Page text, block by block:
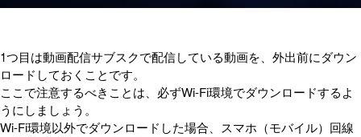
1つ目は動画配信サブスクで配信している動画を、外出前にダウン
ロードしておくことです。
ここで注意するべきことは、必ずWi-Fi環境でダウンロードするよ
うにしましょう。
Wi-Fi環境以外でダウンロードした場合、スマホ（モバイル）回線